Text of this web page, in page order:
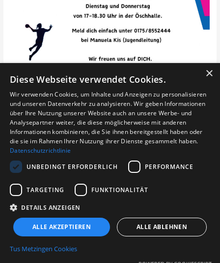
Beitragsnavigation
←Vorheriger
Beitrag
Nächster Beitrag
→
Login für Abteilungen
© 2026 TuS Metzingen e.V. - Gesamtverein
Impressum|Linkverfahren | Kontakt|Datenschutz
Spendenkonto: IBAN: DE88 6409 1200 0200 5500
55 BIC: GENODES1MTZ
×
Diese Webseite verwendet Cookies.
Wir verwenden Cookies, um Inhalte und Anzeigen zu personalisieren
und unseren Datenverkehr zu analysieren. Wir geben Informationen
über Ihre Nutzung unserer Website auch an unsere Werbe- und
Analysepartner weiter, die diese möglicherweise mit anderen
Informationen kombinieren, die Sie ihnen bereitgestellt haben oder
die sie im Rahmen Ihrer Nutzung ihrer Dienste gesammelt haben.
Datenschutzrichtlinie
UNBEDINGT ERFORDERLICH
PERFORMANCE
TARGETING FUNKTIONALITÄT
DETAILS ANZEIGEN
ALLE AKZEPTIEREN ALLE ABLEHNEN
Tus Metzingen Cookies